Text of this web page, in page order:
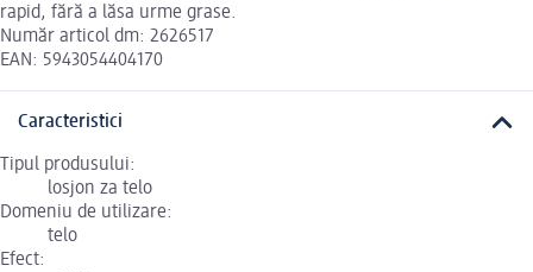
rapid, fără a lăsa urme grase.
Număr articol dm: 2626517
EAN: 5943054404170
Caracteristici
Tipul produsului:
losjon za telo
Domeniu de utilizare:
telo
Efect: